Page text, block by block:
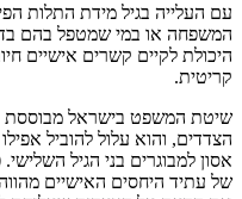
עם העלייה בגיל מידת התלות
המשפחה או במי שמטפל בהם
היכולת לקיים קשרים אישיים
קריטית.
שיטת המשפט בישראל מבוססת
הצדדים, והוא עלול להוביל
אסון למבוגרים בני הגיל
של עתיד היחסים האישיים